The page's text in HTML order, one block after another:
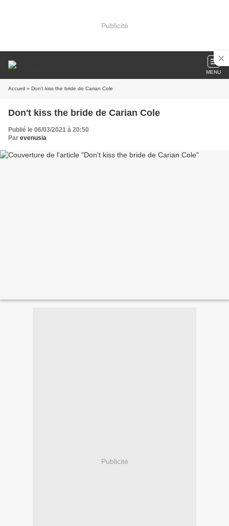
Publicité
MENU
Accueil » Don't kiss the bride de Carian Cole
Don't kiss the bride de Carian Cole
Publié le 06/03/2021 à 20:50
Par evenusia
Publicité